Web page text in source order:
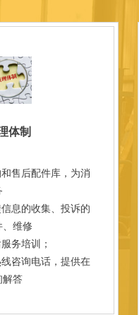
体制
售后配件库，为消
息的收集、投诉的
、维修
务培训；
咨询电话，提供在
解答